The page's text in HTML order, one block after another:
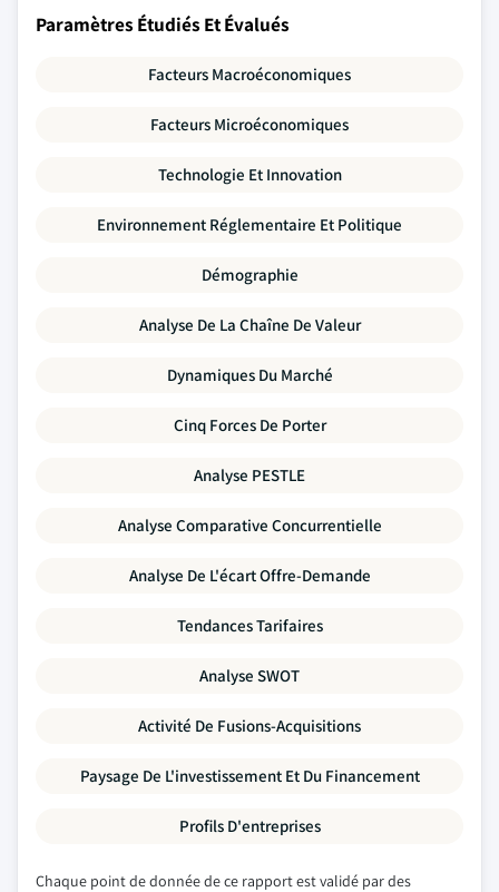
Paramètres Étudiés Et Évalués
Facteurs Macroéconomiques
Facteurs Microéconomiques
Technologie Et Innovation
Environnement Réglementaire Et Politique
Démographie
Analyse De La Chaîne De Valeur
Dynamiques Du Marché
Cinq Forces De Porter
Analyse PESTLE
Analyse Comparative Concurrentielle
Analyse De L'écart Offre-Demande
Tendances Tarifaires
Analyse SWOT
Activité De Fusions-Acquisitions
Paysage De L'investissement Et Du Financement
Profils D'entreprises
Chaque point de donnée de ce rapport est validé par des